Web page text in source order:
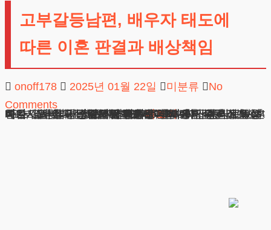
고부갈등남편, 배우자 태도에
따른 이혼 판결과 배상책임
onoff178 2025년 01월 22일 미분류
No
Comments
고부갈등남편, 배우자 태도에 따른 이혼 판결과 배상책임 안녕하세요, 법무법인 테헤란 고부갈등남편이혼 변호사입니다. 명절이나 가족행사에서 시작된 작은 불화가 심각한 가정문제로 번지는 사례가 급증하고 있습니다. 고부갈등남편 사건을 다루면서 확인한 바로는, 배우자의 소극적 태도나 부적절한 대응이 결혼생활을 파탄으로 이끄는 주된 원인이더보기
상호 : 법무법인 테헤란
사업자 : 589-86-01340
대표자 : 이수학
주소 : 서울시 강남구 테헤란로 420, KT선릉타워West 9층
광고책임변호사 : 이수학